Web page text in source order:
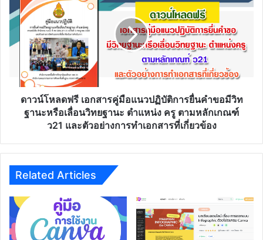
เสนอ
ประวัติ
ผล
ตั้งแต่
บัดนี้
2563
เอกสาร
คู่มือ
ปฏิบัติ
คำขอ
หรือ
วิทยฐานะ
ตำแหน่ง
ครู
ตาม
หลัก
เกณฑ์
ดาวน์โหลดฟรี เอกสารคู่มือแนวปฏิบัติการยื่นคำขอมีวิท
ฐานะหรือเลื่อนวิทยฐานะ ตำแหน่ง ครู ตามหลักเกณฑ์
ว21 และตัวอย่างการทำเอกสารที่เกี่ยวข้อง
Related Articles